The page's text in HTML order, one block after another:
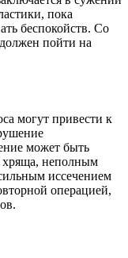
пока
беспокойств. Со
пойти на
могут привести к
может быть
хряща, неполным
иссечением
операцией,